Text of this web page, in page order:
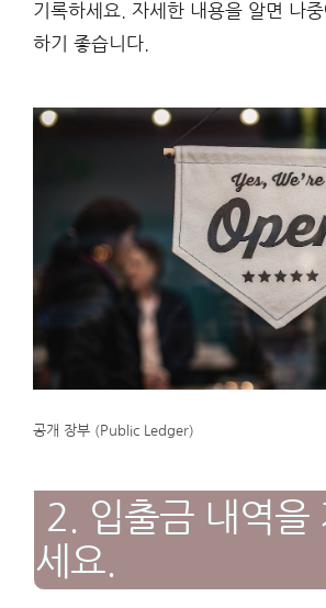
기록하세요. 자세한 내용을 알면 나
하기 좋습니다.
공개 장부 (Public Ledger)
2. 입출금 내역을
세요.